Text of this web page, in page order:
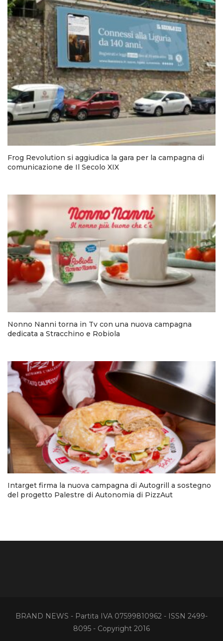
Frog Revolution si aggiudica la gara per la campagna di
comunicazione de Il Secolo XIX
Nonno Nanni torna in Tv con una nuova campagna
dedicata a Stracchino e Robiola
Intarget firma la nuova campagna di Autogrill a sostegno
del progetto Palestre di Autonomia di PizzAut
BRAND NEWS - Partita IVA 07599810962 - ISSN 2499-
8095 - Copyright 2016